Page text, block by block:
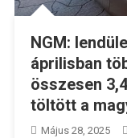
NGM:
áprilisban
összesen
töltött a
Május 28, 2025